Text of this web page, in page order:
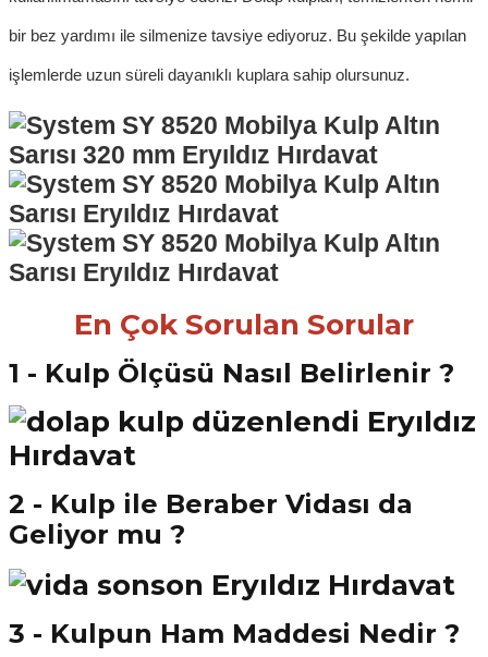
bir bez yardımı ile silmenize tavsiye ediyoruz. Bu şekilde yapılan
işlemlerde uzun süreli dayanıklı kuplara sahip olursunuz.
En Çok Sorulan Sorular
1 - Kulp Ölçüsü Nasıl Belirlenir ?
2 - Kulp ile Beraber Vidası da
Geliyor mu ?
3 - Kulpun Ham Maddesi Nedir ?